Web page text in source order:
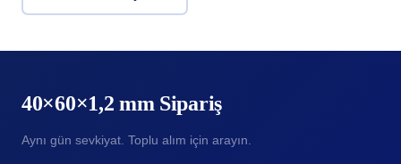
40×60×1,2 mm Sipariş
Aynı gün sevkiyat. Toplu alım için arayın.